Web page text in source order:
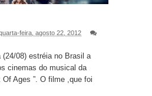
feira, agosto 22, 2012
(24/08) estréia no Brasil a
cinemas do musical da
Of Ages ”. O filme ,que foi